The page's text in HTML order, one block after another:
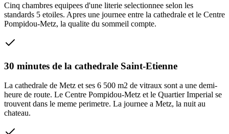
Cinq chambres equipees d'une literie selectionnee selon les
standards 5 etoiles. Apres une journee entre la cathedrale et le Centre
Pompidou-Metz, la qualite du sommeil compte.
30 minutes de la cathedrale Saint-Etienne
La cathedrale de Metz et ses 6 500 m2 de vitraux sont a une demi-
heure de route. Le Centre Pompidou-Metz et le Quartier Imperial se
trouvent dans le meme perimetre. La journee a Metz, la nuit au
chateau.